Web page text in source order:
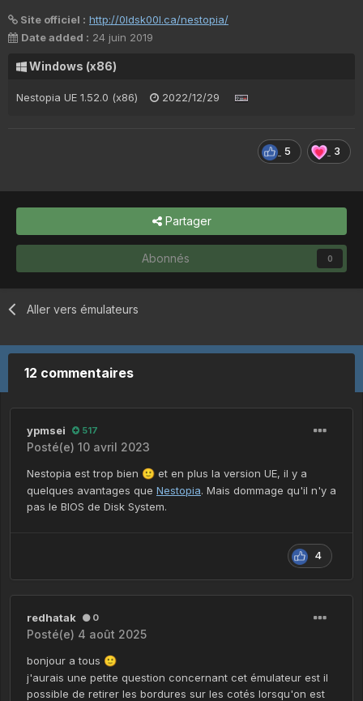
Site officiel : http://0ldsk00l.ca/nestopia/
Date added : 24 juin 2019
Windows (x86)
Nestopia UE 1.52.0 (x86) 2022/12/29
5 3
Partager
Abonnés 0
Aller vers émulateurs
12 commentaires
ypmsei 517
Posté(e) 10 avril 2023
Nestopia est trop bien 🙂 et en plus la version UE, il y a
quelques avantages que Nestopia. Mais dommage qu'il n'y a
pas le BIOS de Disk System.
4
redhatak 0
Posté(e) 4 août 2025
bonjour a tous 🙂
j'aurais une petite question concernant cet émulateur est il
possible de retirer les bordures sur les cotés lorsqu'on est